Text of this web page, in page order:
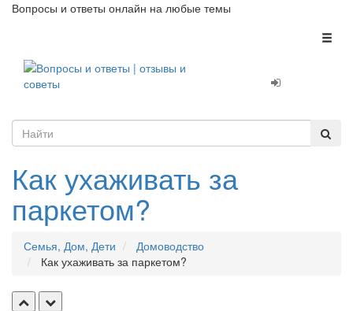
Вопросы и ответы онлайн на любые темы
Как ухаживать за
паркетом?
Семья, Дом, Дети
Домоводство
Как ухаживать за паркетом?